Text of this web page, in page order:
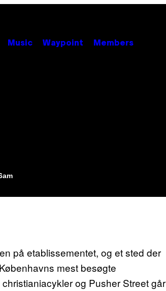
Music Waypoint Members
på etablissementet, og et sted der
mest besøgte
og Pusher Street går